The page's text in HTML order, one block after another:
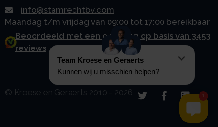
info@stamrechtbv.com
Maandag t/m vrijdag van 09:00 tot 17:00 bereikbaar
Beoordeeld met een 9.0 uit 10 op basis van 3453
reviews
© Kroese en Geraerts 2010 - 2026